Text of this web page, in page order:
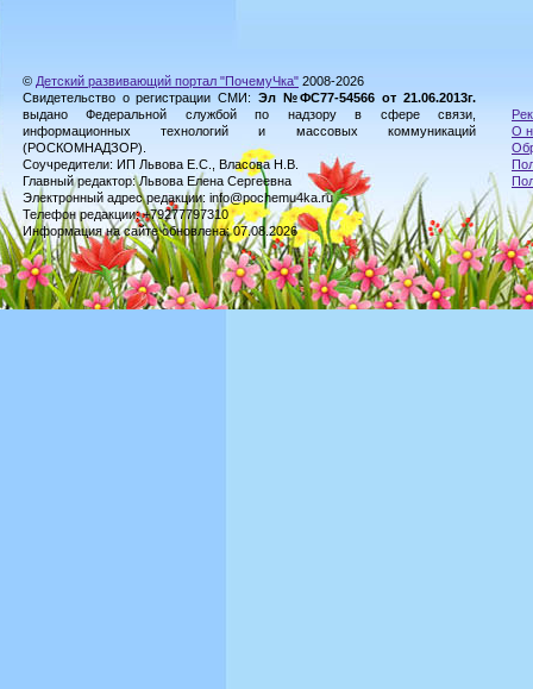
© Детский развивающий портал "ПочемуЧка" 2008-2026
Свидетельство о регистрации СМИ: Эл №ФС77-54566 от 21.06.2013г.
выдано Федеральной службой по надзору в сфере связи,
информационных технологий и массовых коммуникаций
(РОСКОМНАДЗОР).
Соучредители: ИП Львова Е.С., Власова Н.В.
Главный редактор: Львова Елена Сергеевна
Электронный адрес редакции: info@pochemu4ka.ru
Телефон редакции: +79277797310
Информация на сайте обновлена: 07.08.2026
О